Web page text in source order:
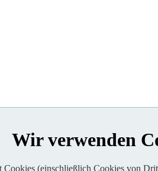
Wir verwenden
Cookies (einschließlich Cookies von